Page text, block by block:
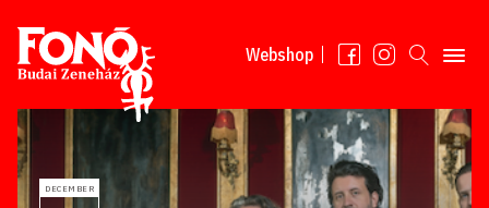
Tovább a tartalomhoz
Webshop
DECEMBER